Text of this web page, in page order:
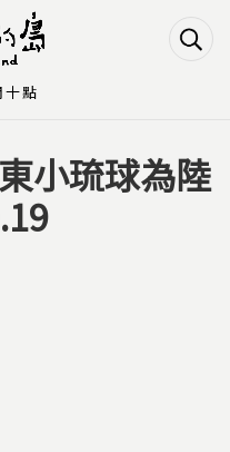
content
小琉球為陸
十點